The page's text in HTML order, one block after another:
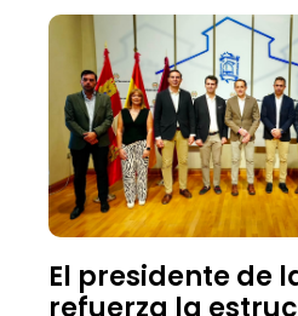
El presidente de